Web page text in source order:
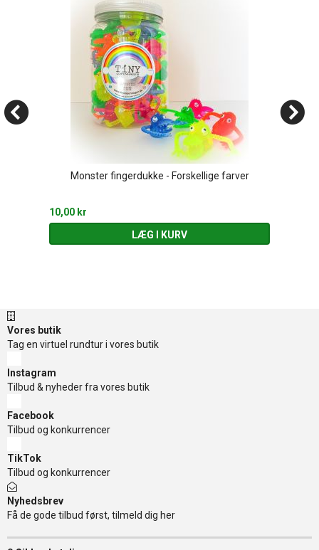
Monster fingerdukke - Forskellige farver
10,00 kr
LÆG I KURV
Vores butik
Tag en virtuel rundtur i vores butik
Instagram
Tilbud & nyheder fra vores butik
Facebook
Tilbud og konkurrencer
TikTok
Tilbud og konkurrencer
Nyhedsbrev
Få de gode tilbud først, tilmeld dig her